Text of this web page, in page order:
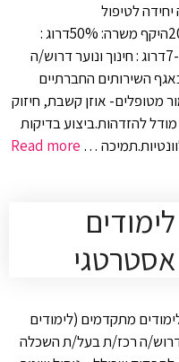
ה יחידה לטיפול
בהתמכרויותתאריך המכרז: 20/08/2026היקף משרה: 50%דרוג :
מח"ר דרגה: 37-39 דרוג: מנהלי דרגה: 7-9דרוג : חינוך ונוער דרוש/ה
השירותים החברתיים
שימור מטופלים- אוזן קשבת, חיזוק
להזדהות.ביצוע בדיקות
…
Read more
מתקדמים (לימודים
דרוש/ה רכז/ת בעל/ת השכלה